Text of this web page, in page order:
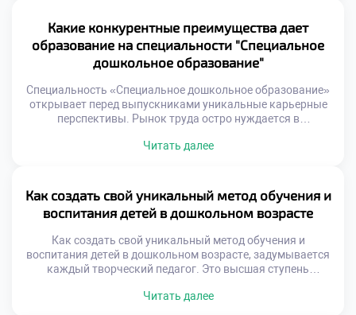
теоретические знания в живую практику. Поддержка в
этой сфере имеет свою уникальную специфику. Работа с
особыми детьми требует высокой эмоциональной
устойчивости. Студенты нуждаются […]
Какие конкурентные преимущества дает
образование на специальности "Специальное
дошкольное образование"
Специальность «Специальное дошкольное образование»
открывает перед выпускниками уникальные карьерные
перспективы. Рынок труда остро нуждается в
среди соискателей здесь значительно ниже, чем в
области становится надежным социальным лифтом.
Важно подать документы в техникум уже сегодня для
получения востребованной профессии. […]
Читать далее
Как создать свой уникальный метод обучения и
воспитания детей в дошкольном возрасте
Как создать свой уникальный метод обучения и
воспитания детей в дошкольном возрасте, задумывается
каждый творческий педагог. Это высшая ступень
методика отражает личную философию специалиста. Она
Читать далее